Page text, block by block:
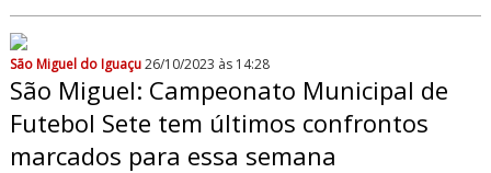
São Miguel do Iguaçu26/10/2023 às 14:28
São Miguel: Campeonato Municipal de
Futebol Sete tem últimos confrontos
marcados para essa semana